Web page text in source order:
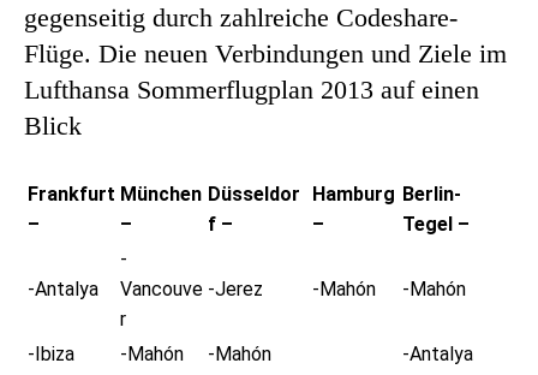
gegenseitig durch zahlreiche Codeshare-
Flüge. Die neuen Verbindungen und Ziele im
Lufthansa Sommerflugplan 2013 auf einen
Blick
Frankfurt
–
München
–
Düsseldor
f –
Hamburg
–
Berlin-
Tegel –
-Antalya
-
Vancouve
r
-Jerez -Mahón -Mahón
-Ibiza -Mahón -Mahón
-Antalya